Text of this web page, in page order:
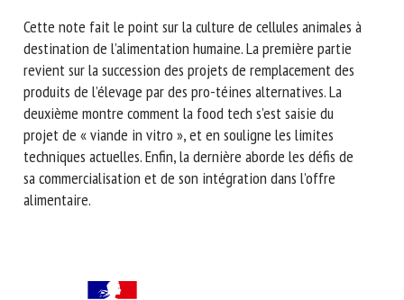
Cette note fait le point sur la culture de cellules animales à
destination de l’alimentation humaine. La première partie
revient sur la succession des projets de remplacement des
produits de l’élevage par des pro-téines alternatives. La
deuxième montre comment la food tech s’est saisie du
projet de « viande in vitro », et en souligne les limites
techniques actuelles. Enfin, la dernière aborde les défis de
sa commercialisation et de son intégration dans l’offre
alimentaire.